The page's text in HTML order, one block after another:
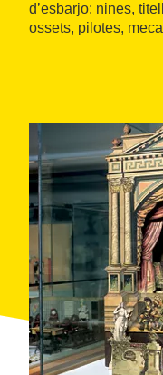
d’esbarjo: nines,
ossets, pilotes,
i fins i tot jocs per a
conegudes
que
amb el museu o
i Salvador Dalí, el
Joan Miró, Josep
Monzó, Salvador
Pere Casaldàliga
Compta amb un
recerca sobre els
Brossa-Frègoli i el
activitats a l'aire
entendridora de
d’aquelles